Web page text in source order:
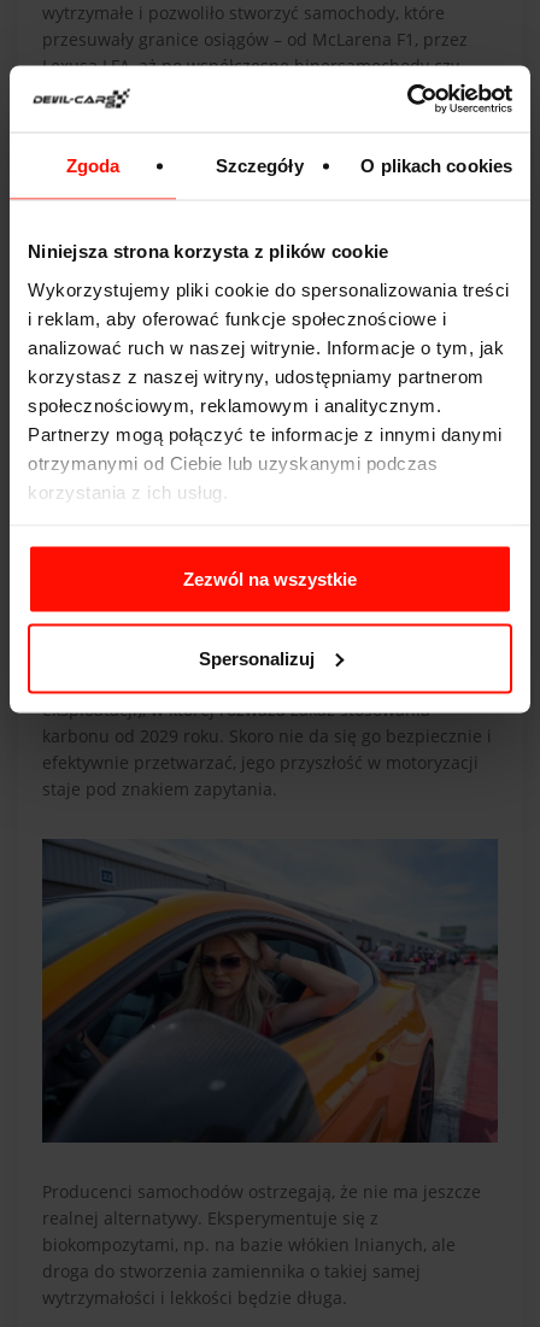
Zgoda Szczegóły O plikach cookies
Niniejsza strona korzysta z plików cookie
Wykorzystujemy pliki cookie do spersonalizowania treści
i reklam, aby oferować funkcje społecznościowe i
analizować ruch w naszej witrynie. Informacje o tym, jak
korzystasz z naszej witryny, udostępniamy partnerom
społecznościowym, reklamowym i analitycznym.
Partnerzy mogą połączyć te informacje z innymi danymi
otrzymanymi od Ciebie lub uzyskanymi podczas
korzystania z ich usług.
Zezwól na wszystkie
Spersonalizuj
wytrzymałe i pozwoliło stworzyć samochody, które
przesuwały granice osiągów – od McLarena F1, przez
Lexusa LFA, aż po współczesne hipersamochody czy
Mustanga GT4-Pack z karbonowymi detalami. Ale ta
Karbon powstaje z połączenia tkaniny z włókna
węglowego i żywicy epoksydowej. I właśnie to sprawia,
zatopione w żywicy, więc nie da się ich odzyskać w
czystej formie jak stali czy aluminium.
Spalanie nie wchodzi w grę – żywica podczas
spalania uwalnia toksyczne substancje.
Cięcie i kruszenie – w trakcie mechanicznego
rozdrabniania unoszą się w powietrzu
mikrowłókna, które mogą podrażniać skórę, oczy,
drogi oddechowe, a nawet zakłócać pracę
samochodowych. Powstają co najwyżej materiały
niższej jakości, używane np. do izolacji.
Dlatego Parlament Europejski pracuje nad nową wersją
eksploatacji), w której rozważa zakaz stosowania
karbonu od 2029 roku. Skoro nie da się go bezpiecznie i
efektywnie przetwarzać, jego przyszłość w motoryzacji
staje pod znakiem zapytania.
Producenci samochodów ostrzegają, że nie ma jeszcze
realnej alternatywy. Eksperymentuje się z
biokompozytami, np. na bazie włókien lnianych, ale
droga do stworzenia zamiennika o takiej samej
wytrzymałości i lekkości będzie długa.